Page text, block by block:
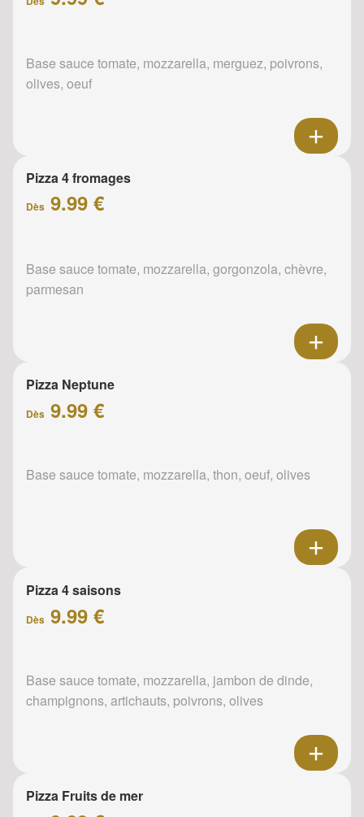
Base sauce tomate, mozzarella, merguez, poivrons,
olives, oeuf
Pizza 4 fromages
Dès 9.99 €
Base sauce tomate, mozzarella, gorgonzola, chèvre,
parmesan
Pizza Neptune
Dès 9.99 €
Base sauce tomate, mozzarella, thon, oeuf, olives
Pizza 4 saisons
Dès 9.99 €
Base sauce tomate, mozzarella, jambon de dinde,
champignons, artichauts, poivrons, olives
Pizza Fruits de mer